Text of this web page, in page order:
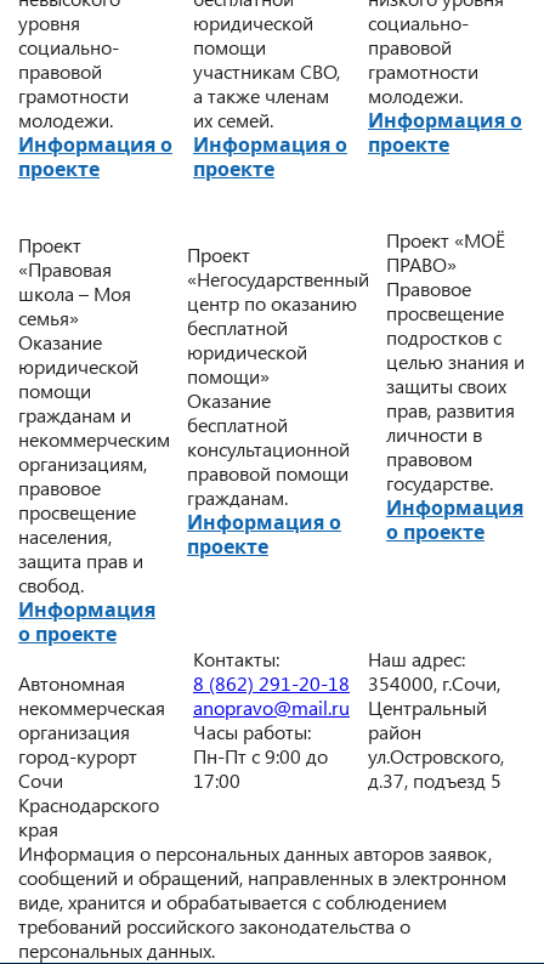
уровня
социально-
правовой
грамотности
молодежи.
Информация о
проекте
юридической
помощи
участникам СВО,
а также членам
их семей.
Информация о
проекте
социально-
правовой
грамотности
молодежи.
Информация о
проекте
Проект
«Правовая
школа – Моя
семья»
Оказание
юридической
помощи
гражданам и
некоммерческим
организациям,
правовое
просвещение
населения,
защита прав и
свобод.
Информация
о проекте
Проект
«Негосударственный
центр по оказанию
бесплатной
юридической
помощи»
Оказание
бесплатной
консультационной
правовой помощи
гражданам.
Информация о
проекте
Проект «МОЁ
ПРАВО»
Правовое
просвещение
подростков с
целью знания и
защиты своих
прав, развития
личности в
правовом
государстве.
Информация
о проекте
Автономная
некоммерческая
организация
город-курорт
Сочи
Краснодарского
края
Контакты:
8 (862) 291-20-18
anopravo@mail.ru
Часы работы:
Пн-Пт с 9:00 до
17:00
Наш адрес:
354000, г.Сочи,
Центральный
район
ул.Островского,
д.37, подъезд 5
Информация о персональных данных авторов заявок,
сообщений и обращений, направленных в электронном
виде, хранится и обрабатывается с соблюдением
требований российского законодательства о
персональных данных.